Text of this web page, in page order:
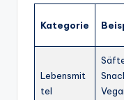
Kategorie
Lebensmit
tel